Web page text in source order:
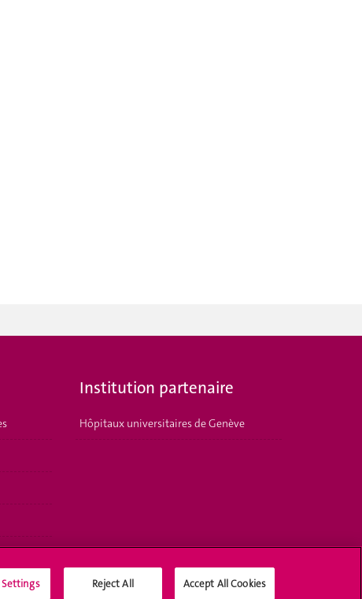
Institution partenaire
Hôpitaux universitaires de Genève
Settings Reject All Accept All Cookies